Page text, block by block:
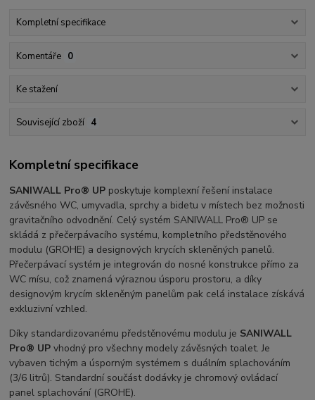
Kompletní specifikace
Komentáře 0
Ke stažení
Související zboží 4
Kompletní specifikace
SANIWALL Pro® UP poskytuje komplexní řešení instalace
závěsného WC, umyvadla, sprchy a bidetu v místech bez možnosti
gravitačního odvodnění. Celý systém SANIWALL Pro® UP se
skládá z přečerpávacího systému, kompletního předstěnového
modulu (GROHE) a designových krycích skleněných panelů.
Přečerpávací systém je integrován do nosné konstrukce přímo za
WC mísu, což znamená výraznou úsporu prostoru, a díky
designovým krycím skleněným panelům pak celá instalace získává
exkluzivní vzhled.
Díky standardizovanému předstěnovému modulu je SANIWALL
Pro® UP vhodný pro všechny modely závěsných toalet. Je
vybaven tichým a úsporným systémem s duálním splachováním
(3/6 litrů). Standardní součást dodávky je chromový ovládací
panel splachování (GROHE).